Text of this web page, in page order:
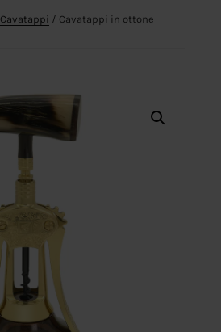
Cavatappi / Cavatappi in ottone